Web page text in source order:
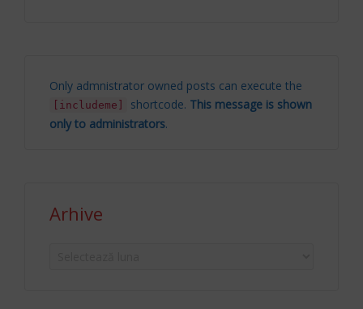
Only admnistrator owned posts can execute the
[includeme] shortcode. This message is shown
only to administrators.
Arhive